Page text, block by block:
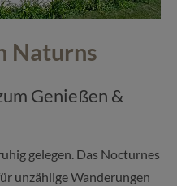
Naturns
Genießen &
gelegen. Das Nocturnes
unzählige Wanderungen